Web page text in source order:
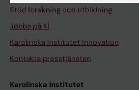
Stöd forskning och utbildning
Jobba på KI
Karolinska Institutet Innovation
Kontakta presstjänsten
Karolinska Institutet